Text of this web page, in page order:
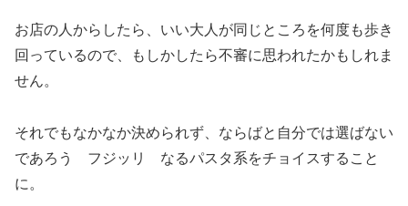
お店の人からしたら、いい大人が同じところを何度も歩き
回っているので、もしかしたら不審に思われたかもしれま
せん。
それでもなかなか決められず、ならばと自分では選ばない
であろう フジッリ なるパスタ系をチョイスすること
に。